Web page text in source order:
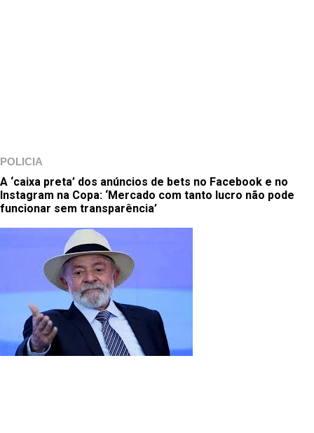
POLICIA
A ‘caixa preta’ dos anúncios de bets no Facebook e no
Instagram na Copa: ‘Mercado com tanto lucro não pode
funcionar sem transparência’